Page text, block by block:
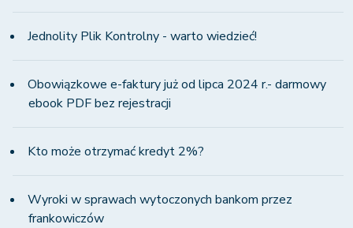
Jednolity Plik Kontrolny - warto wiedzieć!
Obowiązkowe e-faktury już od lipca 2024 r.- darmowy
ebook PDF bez rejestracji
Kto może otrzymać kredyt 2%?
Wyroki w sprawach wytoczonych bankom przez
frankowiczów